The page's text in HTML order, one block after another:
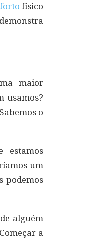
físico
maior
usamos?
o
estamos
um
podemos
alguém
a